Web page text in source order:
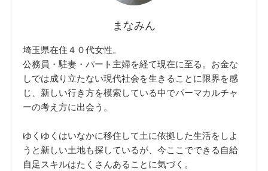
まなみん
埼玉県在住４０代女性。
公務員・駐妻・パート主婦を経て現在に至る。お金な
しでは成り立たない現代社会を生きることに限界を感
じ、新しい行き方を模索している中でパーマカルチャ
ーの考え方に出会う。
ゆくゆくはいなかに移住して土に依拠した生活をしよ
うと新しい土地も探しているが、今ここでできる自給
自足スキルはたくさんあることに気づく。